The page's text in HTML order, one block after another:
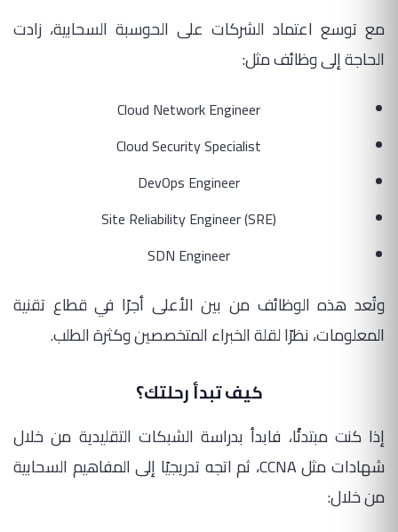
مع توسع اعتماد الشركات على الحوسبة السحابية، زادت
الحاجة إلى وظائف مثل:
Cloud Network Engineer
Cloud Security Specialist
DevOps Engineer
Site Reliability Engineer (SRE)
SDN Engineer
وتُعد هذه الوظائف من بين الأعلى أجرًا في قطاع تقنية
المعلومات، نظرًا لقلة الخبراء المتخصصين وكثرة الطلب.
كيف تبدأ رحلتك؟
إذا كنت مبتدئًا، فابدأ بدراسة الشبكات التقليدية من خلال
شهادات مثل CCNA، ثم اتجه تدريجيًا إلى المفاهيم السحابية
من خلال: